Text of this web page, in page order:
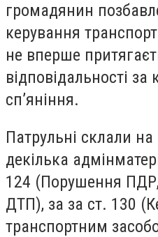
громадянин
керування
не вперше
відповідальності за
спʼяніння.
Патрульні склали
декілька
124 (Порушення
ДТП), за за ст. 130
транспортним